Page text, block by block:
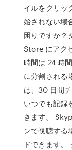
イルをクリッ
始されない場
困りですか？
Store にアク
時間は 24 時
に分割される
は、30 日間
いつでも記録
きます。
ンで視聴する
ドできます